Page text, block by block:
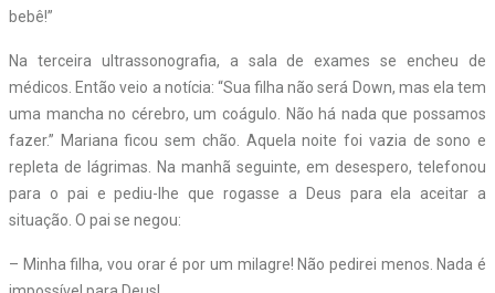
bebê!”
Na terceira ultrassonografia, a sala de exames se encheu de
médicos. Então veio a notícia: “Sua filha não será Down, mas ela tem
uma mancha no cérebro, um coágulo. Não há nada que possamos
fazer.” Mariana ficou sem chão. Aquela noite foi vazia de sono e
repleta de lágrimas. Na manhã seguinte, em desespero, telefonou
para o pai e pediu-lhe que rogasse a Deus para ela aceitar a
situação. O pai se negou:
– Minha filha, vou orar é por um milagre! Não pedirei menos. Nada é